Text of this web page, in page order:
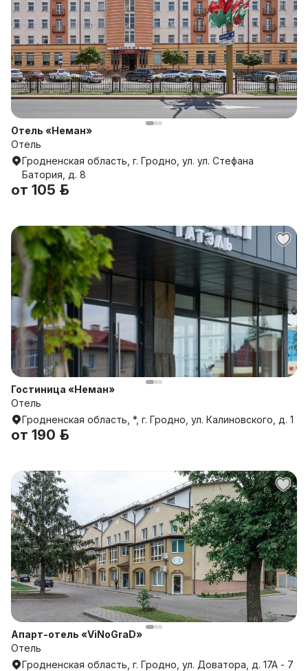
Отель «Неман»
Отель
Гродненская область, г. Гродно, ул. ул. Стефана
Батория, д. 8
от 105 р.
Гостиница «Неман»
Отель
Гродненская область, *, г. Гродно, ул. Калиновского, д. 1
от 190 р.
Апарт-отель «ViNoGraD»
Отель
Гродненская область, г. Гродно, ул. Доватора, д. 17A - 7